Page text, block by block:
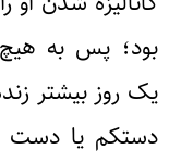
بود؛ پس به
یک روز بیشتر
دستکم یا دست